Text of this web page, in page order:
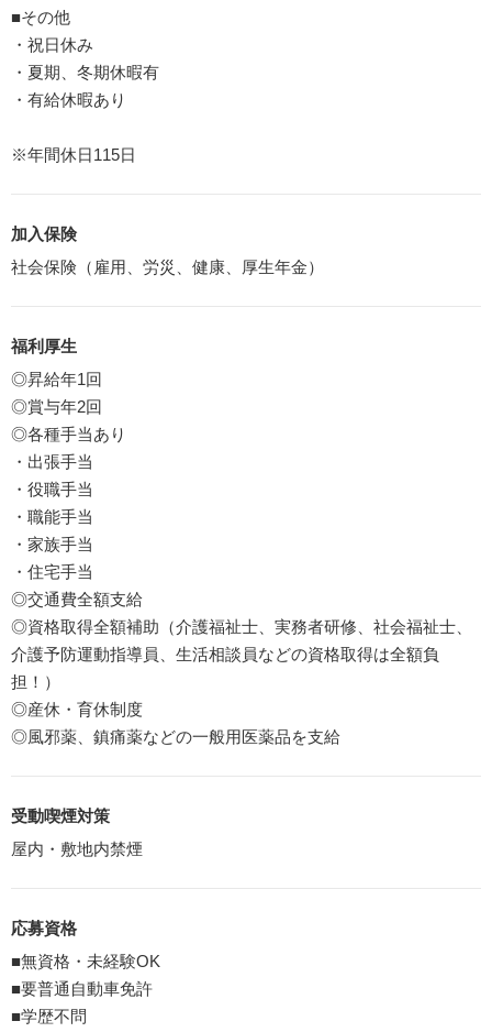
■その他
・祝日休み
・夏期、冬期休暇有
・有給休暇あり
※年間休日115日
加入保険
社会保険（雇用、労災、健康、厚生年金）
福利厚生
◎昇給年1回
◎賞与年2回
◎各種手当あり
・出張手当
・役職手当
・職能手当
・家族手当
・住宅手当
◎交通費全額支給
◎資格取得全額補助（介護福祉士、実務者研修、社会福祉士、
介護予防運動指導員、生活相談員などの資格取得は全額負
担！）
◎産休・育休制度
◎風邪薬、鎮痛薬などの一般用医薬品を支給
受動喫煙対策
屋内・敷地内禁煙
応募資格
■無資格・未経験OK
■要普通自動車免許
■学歴不問